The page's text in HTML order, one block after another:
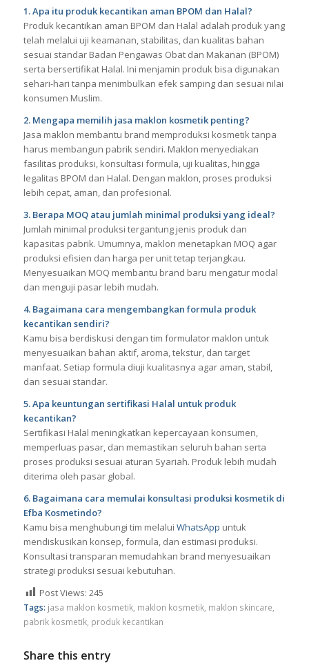
1. Apa itu produk kecantikan aman BPOM dan Halal?
Produk kecantikan aman BPOM dan Halal adalah produk yang
telah melalui uji keamanan, stabilitas, dan kualitas bahan
sesuai standar Badan Pengawas Obat dan Makanan (BPOM)
serta bersertifikat Halal. Ini menjamin produk bisa digunakan
sehari-hari tanpa menimbulkan efek samping dan sesuai nilai
konsumen Muslim.
2. Mengapa memilih jasa maklon kosmetik penting?
Jasa maklon membantu brand memproduksi kosmetik tanpa
harus membangun pabrik sendiri. Maklon menyediakan
fasilitas produksi, konsultasi formula, uji kualitas, hingga
legalitas BPOM dan Halal. Dengan maklon, proses produksi
lebih cepat, aman, dan profesional.
3. Berapa MOQ atau jumlah minimal produksi yang ideal?
Jumlah minimal produksi tergantung jenis produk dan
kapasitas pabrik. Umumnya, maklon menetapkan MOQ agar
produksi efisien dan harga per unit tetap terjangkau.
Menyesuaikan MOQ membantu brand baru mengatur modal
dan menguji pasar lebih mudah.
4. Bagaimana cara mengembangkan formula produk
kecantikan sendiri?
Kamu bisa berdiskusi dengan tim formulator maklon untuk
menyesuaikan bahan aktif, aroma, tekstur, dan target
manfaat. Setiap formula diuji kualitasnya agar aman, stabil,
dan sesuai standar.
5. Apa keuntungan sertifikasi Halal untuk produk
kecantikan?
Sertifikasi Halal meningkatkan kepercayaan konsumen,
memperluas pasar, dan memastikan seluruh bahan serta
proses produksi sesuai aturan Syariah. Produk lebih mudah
diterima oleh pasar global.
6. Bagaimana cara memulai konsultasi produksi kosmetik di
Efba Kosmetindo?
Kamu bisa menghubungi tim melalui WhatsApp untuk
mendiskusikan konsep, formula, dan estimasi produksi.
Konsultasi transparan memudahkan brand menyesuaikan
strategi produksi sesuai kebutuhan.
Post Views: 245
Tags: jasa maklon kosmetik, maklon kosmetik, maklon skincare,
pabrik kosmetik, produk kecantikan
Share this entry